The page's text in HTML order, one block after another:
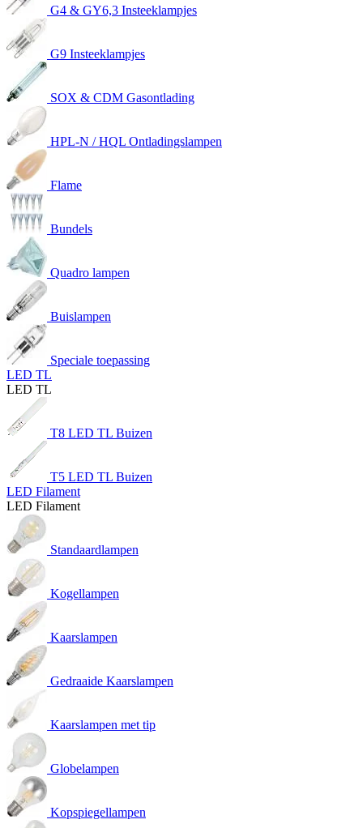
G4 & GY6,3 Insteeklampjes
G9 Insteeklampjes
SOX & CDM Gasontlading
HPL-N / HQL Ontladingslampen
Flame
Bundels
Quadro lampen
Buislampen
Speciale toepassing
LED TL
LED TL
T8 LED TL Buizen
T5 LED TL Buizen
LED Filament
LED Filament
Standaardlampen
Kogellampen
Kaarslampen
Gedraaide Kaarslampen
Kaarslampen met tip
Globelampen
Kopspiegellampen